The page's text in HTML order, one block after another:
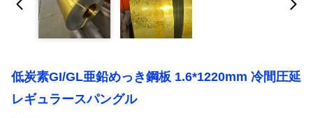
低炭素GI/GL亜鉛めっき鋼板 1.6*1220mm 冷間圧延
レギュラースパングル